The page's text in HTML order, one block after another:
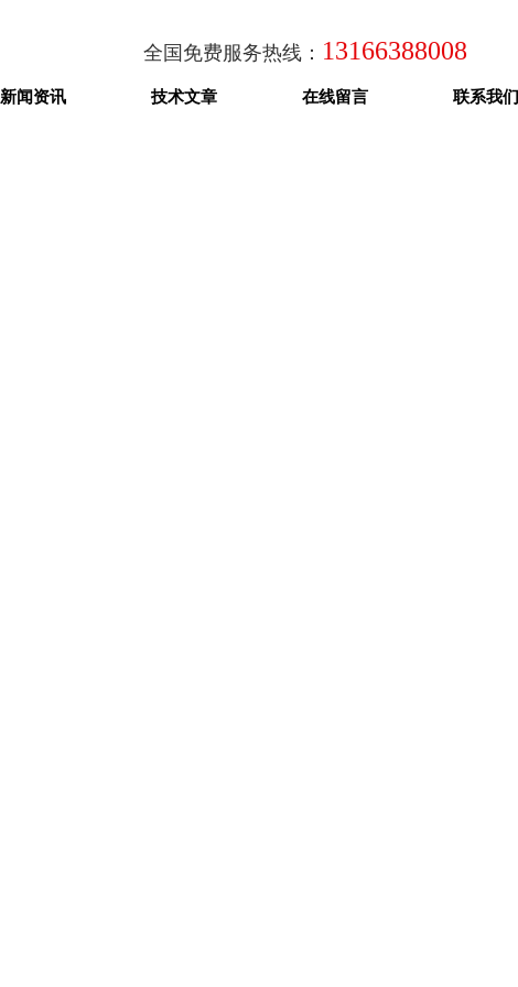
全国免费服务热线： 13166388008
新闻资讯 技术文章 在线留言 联系我们